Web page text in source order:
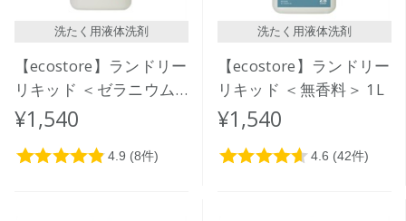
洗たく用液体洗剤
【ecostore】ランドリー
リキッド ＜ゼラニウム
＆オレンジ＞1L
¥1,540
洗たく用液体洗剤
【ecostore】ランドリー
リキッド ＜無香料＞ 1L
¥1,540